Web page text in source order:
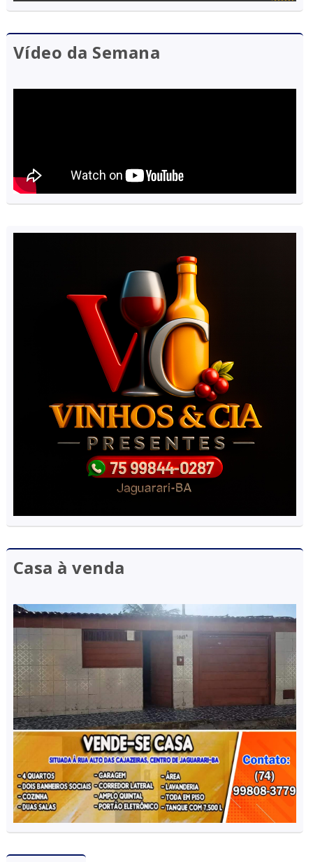
Vídeo da Semana
Casa à venda